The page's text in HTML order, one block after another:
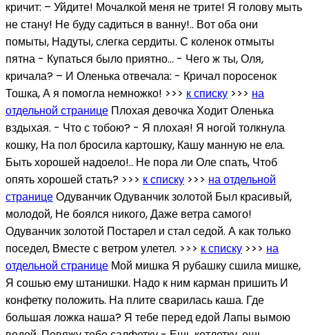
кричит: – Уйдите! Мочалкой меня не трите! Я голову мыть
не стану! Не буду садиться в ванну!.. Вот оба они
помыты, Надуты, слегка сердиты. С коленок отмыты
пятна - Купаться было приятно… - Чего ж ты, Оля,
кричала? – И Оленька отвечала: - Кричал поросенок
Тошка, А я помогла немножко! >>> к списку >>> на
отдельной странице Плохая девочка Ходит Оленька
вздыхая. - Что с тобою? - Я плохая! Я ногой толкнула
кошку, На пол бросила картошку, Кашу манную не ела.
Быть хорошей надоело!.. Не пора ли Оле спать, Чтоб
опять хорошей стать? >>> к списку >>> на отдельной
страницеОдуванчик Одуванчик золотой Был красивый,
молодой, Не боялся никого, Даже ветра самого!
Одуванчик золотой Постарел и стал седой. А как только
поседел, Вместе с ветром улетел. >>> к списку >>> на
отдельной странице Мой мишка Я рубашку сшила мишке,
Я сошью ему штанишки. Надо к ним карман пришить И
конфетку положить. На плите сварилась каша. Где
большая ложка наша? Я тебе перед едой Лапы вымою